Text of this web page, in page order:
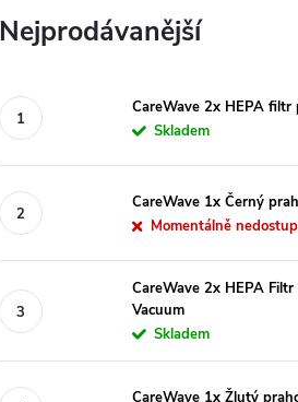
Nejprodávanější
CareWave 2x HEPA filtr
Skladem
CareWave 1x Černý
Momentálně
CareWave 2x HEPA
Vacuum
Skladem
CareWave 1x Žlutý